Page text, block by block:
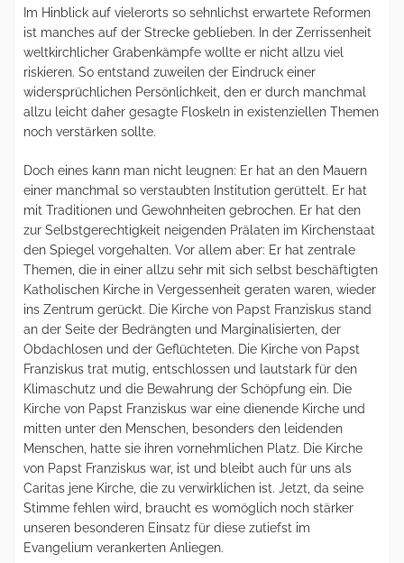
Im Hinblick auf vielerorts so sehnlichst erwartete Reformen
ist manches auf der Strecke geblieben. In der Zerrissenheit
weltkirchlicher Grabenkämpfe wollte er nicht allzu viel
riskieren. So entstand zuweilen der Eindruck einer
widersprüchlichen Persönlichkeit, den er durch manchmal
allzu leicht daher gesagte Floskeln in existenziellen Themen
noch verstärken sollte.
Doch eines kann man nicht leugnen: Er hat an den Mauern
einer manchmal so verstaubten Institution gerüttelt. Er hat
mit Traditionen und Gewohnheiten gebrochen. Er hat den
zur Selbstgerechtigkeit neigenden Prälaten im Kirchenstaat
den Spiegel vorgehalten. Vor allem aber: Er hat zentrale
Themen, die in einer allzu sehr mit sich selbst beschäftigten
Katholischen Kirche in Vergessenheit geraten waren, wieder
ins Zentrum gerückt. Die Kirche von Papst Franziskus stand
an der Seite der Bedrängten und Marginalisierten, der
Obdachlosen und der Geflüchteten. Die Kirche von Papst
Franziskus trat mutig, entschlossen und lautstark für den
Klimaschutz und die Bewahrung der Schöpfung ein. Die
Kirche von Papst Franziskus war eine dienende Kirche und
mitten unter den Menschen, besonders den leidenden
Menschen, hatte sie ihren vornehmlichen Platz. Die Kirche
von Papst Franziskus war, ist und bleibt auch für uns als
Caritas jene Kirche, die zu verwirklichen ist. Jetzt, da seine
Stimme fehlen wird, braucht es womöglich noch stärker
unseren besonderen Einsatz für diese zutiefst im
Evangelium verankerten Anliegen.